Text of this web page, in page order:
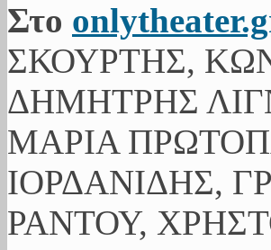
Στο
ΣΚΟΥΡΤΗΣ,
ΔΗΜΗΤΡΗΣ
ΜΑΡΙΑ
ΙΟΡΔΑΝΙΔΗΣ,
ΡΑΝΤΟΥ,